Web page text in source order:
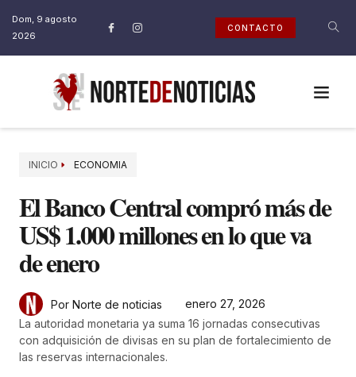
Dom, 9 agosto
2026
CONTACTO
INICIO ECONOMIA
El Banco Central compró más de
US$ 1.000 millones en lo que va
de enero
Por Norte de noticias
enero 27, 2026
La autoridad monetaria ya suma 16 jornadas consecutivas
con adquisición de divisas en su plan de fortalecimiento de
las reservas internacionales.